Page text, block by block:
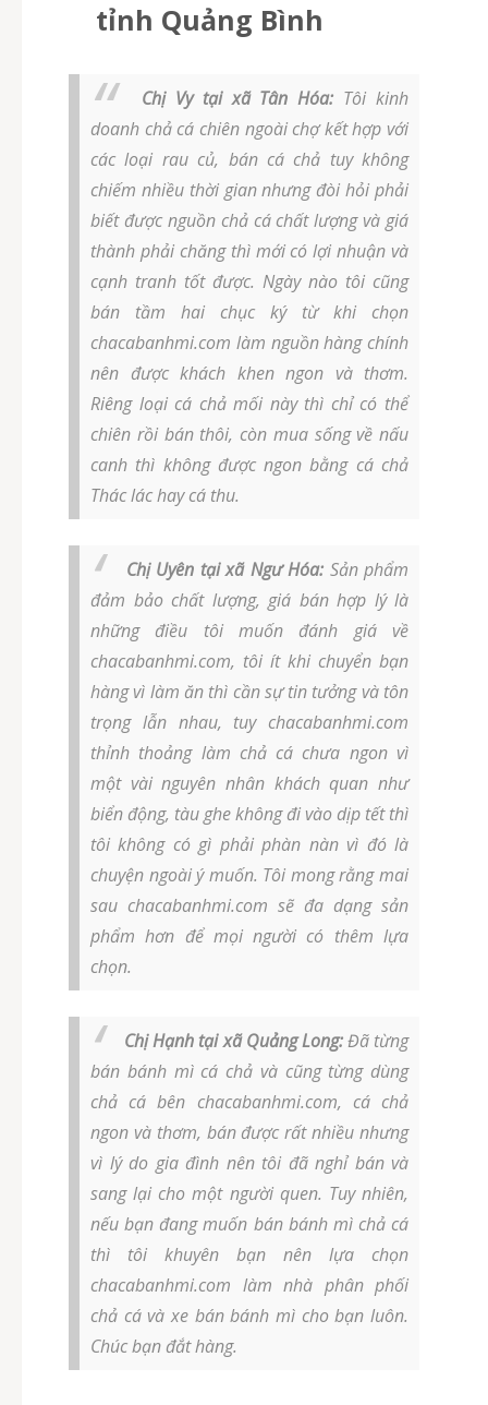
tỉnh Quảng Bình
Chị Vy tại xã Tân Hóa: Tôi kinh
doanh chả cá chiên ngoài chợ kết hợp với
các loại rau củ, bán cá chả tuy không
chiếm nhiều thời gian nhưng đòi hỏi phải
biết được nguồn chả cá chất lượng và giá
thành phải chăng thì mới có lợi nhuận và
cạnh tranh tốt được. Ngày nào tôi cũng
bán tầm hai chục ký từ khi chọn
chacabanhmi.com làm nguồn hàng chính
nên được khách khen ngon và thơm.
Riêng loại cá chả mối này thì chỉ có thể
chiên rồi bán thôi, còn mua sống về nấu
canh thì không được ngon bằng cá chả
Thác lác hay cá thu.
Chị Uyên tại xã Ngư Hóa: Sản phẩm
đảm bảo chất lượng, giá bán hợp lý là
những điều tôi muốn đánh giá về
chacabanhmi.com, tôi ít khi chuyển bạn
hàng vì làm ăn thì cần sự tin tưởng và tôn
trọng lẫn nhau, tuy chacabanhmi.com
thỉnh thoảng làm chả cá chưa ngon vì
một vài nguyên nhân khách quan như
biển động, tàu ghe không đi vào dịp tết thì
tôi không có gì phải phàn nàn vì đó là
chuyện ngoài ý muốn. Tôi mong rằng mai
sau chacabanhmi.com sẽ đa dạng sản
phẩm hơn để mọi người có thêm lựa
chọn.
Chị Hạnh tại xã Quảng Long:Đã từng
bán bánh mì cá chả và cũng từng dùng
chả cá bên chacabanhmi.com, cá chả
ngon và thơm, bán được rất nhiều nhưng
vì lý do gia đình nên tôi đã nghỉ bán và
sang lại cho một người quen. Tuy nhiên,
nếu bạn đang muốn bán bánh mì chả cá
thì tôi khuyên bạn nên lựa chọn
chacabanhmi.com làm nhà phân phối
chả cá và xe bán bánh mì cho bạn luôn.
Chúc bạn đắt hàng.